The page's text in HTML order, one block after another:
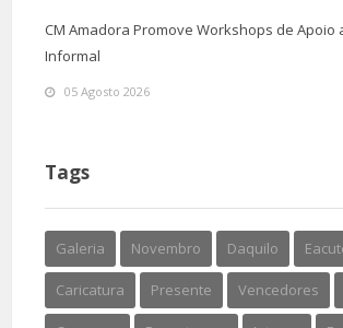
CM Amadora Promove Workshops de Apoio
Informal
05 Agosto 2026
Tags
Galeria Novembro Daquilo
Caricatura Presente Vencedores